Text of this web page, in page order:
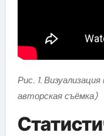
Рис. 1.
авторская съёмка)